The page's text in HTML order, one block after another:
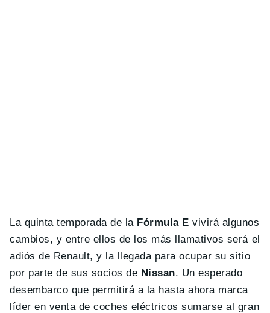
La quinta temporada de la Fórmula E vivirá algunos
cambios, y entre ellos de los más llamativos será el
adiós de Renault, y la llegada para ocupar su sitio
por parte de sus socios de Nissan. Un esperado
desembarco que permitirá a la hasta ahora marca
líder en venta de coches eléctricos sumarse al gran